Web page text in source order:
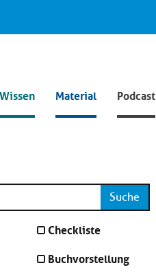
Wissen Material Podcast
Suche
Checkliste
Buchvorstellung